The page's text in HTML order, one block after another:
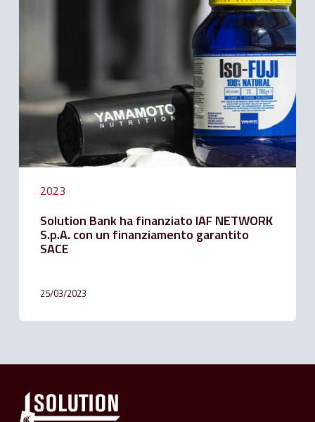
2023
con
un
finanziamento
Solution Bank ha finanziato IAF NETWORK
S.p.A. con un finanziamento garantito
SACE
25/03/2023